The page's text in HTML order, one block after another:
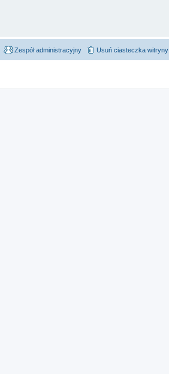
Usuń ciasteczka witryny
Zespół administracyjny